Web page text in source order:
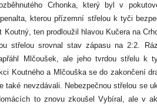
Crhonka, který byl v
kterou přízemní střelou k tyči
ten prodloužil hlavou Kučera na
střelou srovnal stav zápasu na 2:2.
Mlčoušek, ale jeho tvrdou střelu k
Koutného a Mlčouška se do zakončení
nevzdávali. Nebezpečnou střelou se
to znovu zkoušel Vybíral, ale v